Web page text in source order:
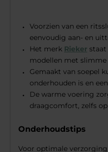
Voorzien van een
eenvoudig aan- en
Het merk Rieker
modellen met slimme
Gemaakt van soepel
onderhouden is en
De warme voering
draagcomfort, zelfs
Onderhoudstips
Voor optimale